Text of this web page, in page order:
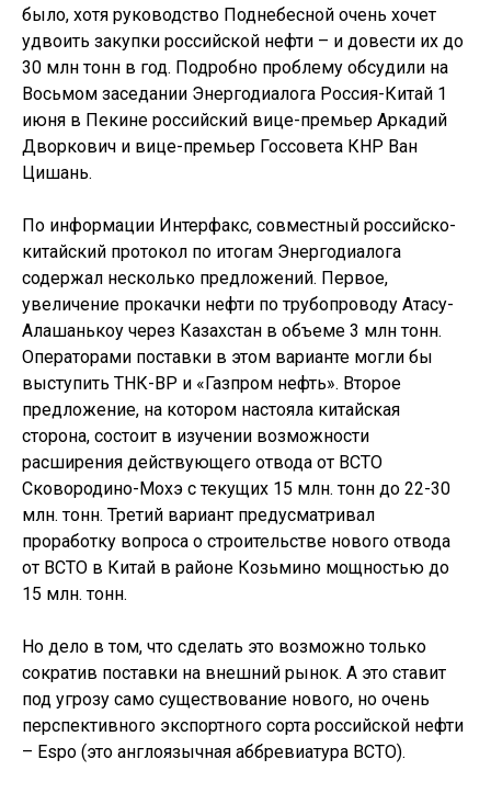
было, хотя руководство Поднебесной очень хочет
удвоить закупки российской нефти – и довести их до
30 млн тонн в год. Подробно проблему обсудили на
Восьмом заседании Энергодиалога Россия-Китай 1
июня в Пекине российский вице-премьер Аркадий
Дворкович и вице-премьер Госсовета КНР Ван
Цишань.
По информации Интерфакс, совместный российско-
китайский протокол по итогам Энергодиалога
содержал несколько предложений. Первое,
увеличение прокачки нефти по трубопроводу Атасу-
Алашанькоу через Казахстан в объеме 3 млн тонн.
Операторами поставки в этом варианте могли бы
выступить ТНК-ВР и «Газпром нефть». Второе
предложение, на котором настояла китайская
сторона, состоит в изучении возможности
расширения действующего отвода от ВСТО
Сковородино-Мохэ с текущих 15 млн. тонн до 22-30
млн. тонн. Третий вариант предусматривал
проработку вопроса о строительстве нового отвода
от ВСТО в Китай в районе Козьмино мощностью до
15 млн. тонн.
Но дело в том, что сделать это возможно только
сократив поставки на внешний рынок. А это ставит
под угрозу само существование нового, но очень
перспективного экспортного сорта российской нефти
– Espo (это англоязычная аббревиатура ВСТО).